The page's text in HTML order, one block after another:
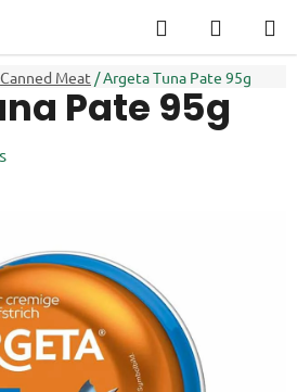
Search
CART
Canned Meat /Argeta Tuna Pate 95g
Pate 95g